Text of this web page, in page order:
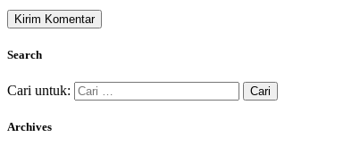
Search
Cari untuk:
Archives